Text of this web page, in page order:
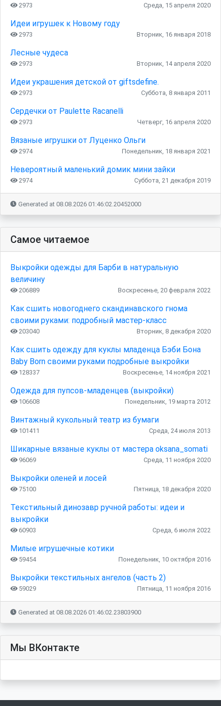
2973 Среда, 15 апреля 2020
Идеи игрушек к Новому году
2973 Вторник, 16 января 2018
Лесные чудеса
2973 Вторник, 14 апреля 2020
Идеи украшения детской от giftsdefine.
2973 Суббота, 8 января 2011
Сердечки от Paulette Racanelli
2973 Четверг, 16 апреля 2020
Вязаные игрушки от Луценко Ольги
2974 Понедельник, 18 января 2021
Невероятный маленький домик мини зайки
2974 Суббота, 21 декабря 2019
Generated at 08.08.2026 01:46:02.20452000
Самое читаемое
Выкройки одежды для Барби в натуральную
величину
206889 Воскресенье, 20 февраля 2022
Как сшить новогоднего скандинавского гнома
своими руками: подробный мастер-класс
203040 Вторник, 8 декабря 2020
Как сшить одежду для куклы младенца Бэби Бона
Baby Born своими руками подробные выкройки
128337 Воскресенье, 14 ноября 2021
Одежда для пупсов-младенцев (выкройки)
106608 Понедельник, 19 марта 2012
Винтажный кукольный театр из бумаги
101411 Среда, 24 июля 2013
Шикарные вязаные куклы от мастера oksana_somati
96069 Среда, 11 ноября 2020
Выкройки оленей и лосей
75100 Пятница, 18 декабря 2020
Текстильный динозавр ручной работы: идеи и
выкройки
60903 Среда, 6 июля 2022
Милые игрушечные котики
59454 Понедельник, 10 октября 2016
Выкройки текстильных ангелов (часть 2)
59029 Пятница, 11 ноября 2016
Generated at 08.08.2026 01:46:02.23803900
Мы ВКонтакте